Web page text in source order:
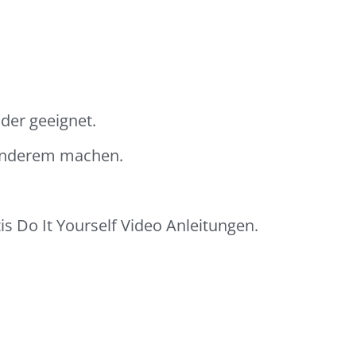
geeignet.
machen.
Do It Yourself Video Anleitungen.